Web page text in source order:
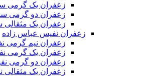
زعفران یک گرمی
زعفران دو گرمی
زعفران یک مثقالی
زعفران نفیس عباس زاده
زعفران نیم گرمی
زعفران یک گرمی
زعفران دو گرمی
زعفران یک مثقالی